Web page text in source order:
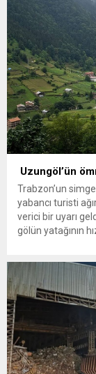
Uzungöl’ün
Trabzon’un
yabancı turisti
verici bir uyarı
gölün yatağının
lokomotifi